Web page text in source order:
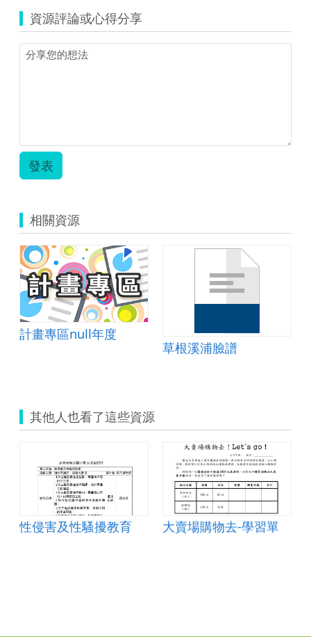
上
家
資源評論或心得分享
發表
相關資源
計畫專區null年度
草根溪浦臉譜
其他人也看了這些資源
性侵害及性騷擾教育 大賣場購物去-學習單